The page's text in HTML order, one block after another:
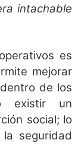
intachable
es
mejorar
de los
existir un
social; lo
seguridad